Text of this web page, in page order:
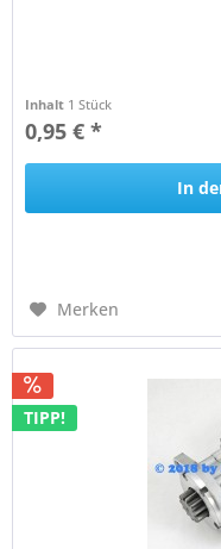
Inhalt 1 Stück
0,95 € *
In
Merken
TIPP!